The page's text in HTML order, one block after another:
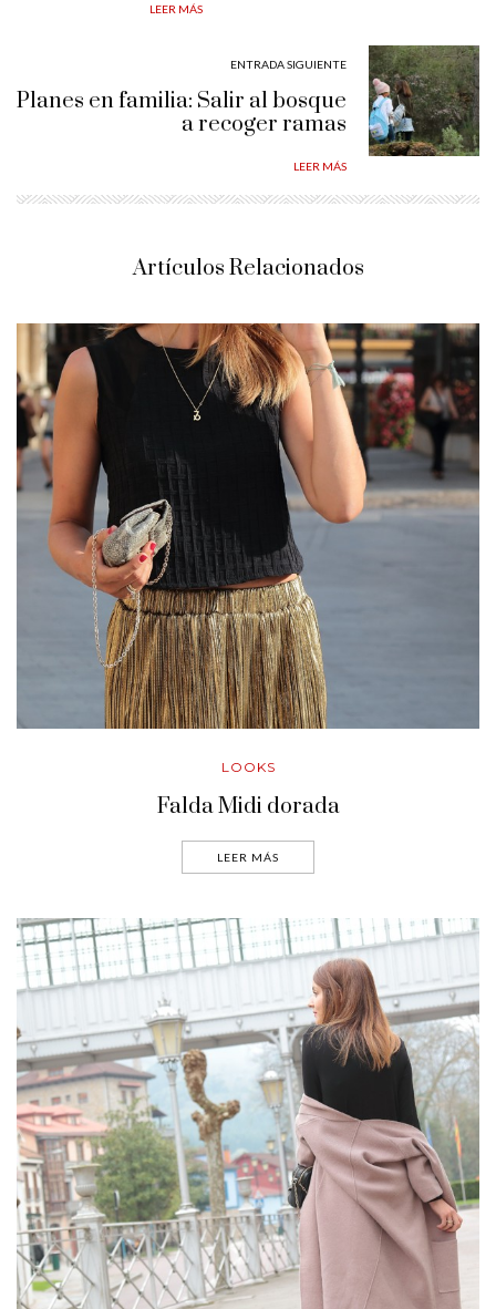
LEER MÁS
ENTRADA SIGUIENTE
Planes en familia: Salir al bosque
a recoger ramas
LEER MÁS
Artículos Relacionados
LOOKS
Falda Midi dorada
LEER MÁS